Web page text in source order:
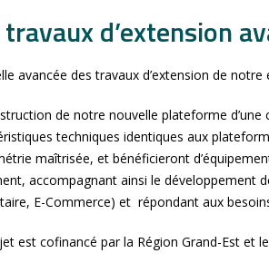
travaux d’extension
avancée des travaux d’extension de notre
de notre nouvelle plateforme
techniques identiques aux
maîtrisée, et bénéficieront
accompagnant ainsi le développement
E-Commerce) et répondant aux
est cofinancé par la Région Grand-Est et